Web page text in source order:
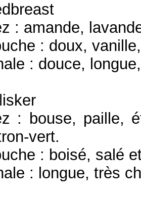
: amande,
: doux,
: douce,
: bouse, paille,
vert.
: boisé, salé
: longue, très